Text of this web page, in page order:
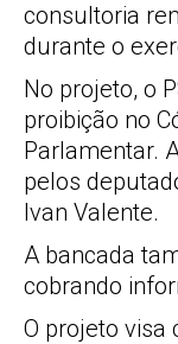
consultoria
durante o
No projeto, o
proibição no
Parlamentar.
pelos
Ivan Valente.
A bancada
cobrando
O projeto visa